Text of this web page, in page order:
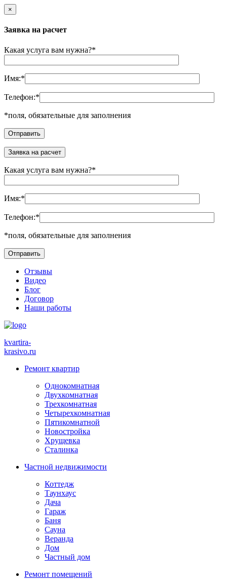
×
Заявка на расчет
Какая услуга вам нужна?*
Имя:*
Телефон:*
*поля, обязательные для заполнения
Заявка на расчет
Какая услуга вам нужна?*
Имя:*
Телефон:*
*поля, обязательные для заполнения
Отзывы
Видео
Блог
Договор
Наши работы
kvartira-
krasivo.ru
Ремонт квартир
Однокомнатная
Двухкомнатная
Трехкомнатная
Четырехкомнатная
Пятикомнатной
Новостройка
Хрущевка
Сталинка
Частной недвижимости
Коттедж
Таунхаус
Дача
Гараж
Баня
Сауна
Веранда
Дом
Частный дом
Ремонт помещений